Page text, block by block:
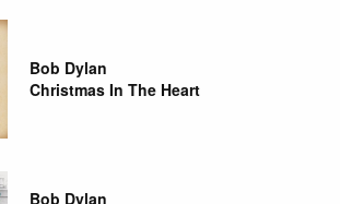
Bob Dylan
Christmas In The Heart
Bob Dylan